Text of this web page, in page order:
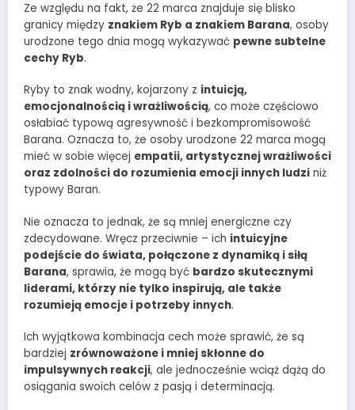
Ze względu na fakt, że 22 marca znajduje się blisko
granicy między znakiem Ryb a znakiem Barana, osoby
urodzone tego dnia mogą wykazywać pewne subtelne
cechy Ryb.
Ryby to znak wodny, kojarzony z intuicją,
emocjonalnością i wrażliwością, co może częściowo
osłabiać typową agresywność i bezkompromisowość
Barana. Oznacza to, że osoby urodzone 22 marca mogą
mieć w sobie więcej empatii, artystycznej wrażliwości
oraz zdolności do rozumienia emocji innych ludzi niż
typowy Baran.
Nie oznacza to jednak, że są mniej energiczne czy
zdecydowane. Wręcz przeciwnie – ich intuicyjne
podejście do świata, połączone z dynamiką i siłą
Barana, sprawia, że mogą być bardzo skutecznymi
liderami, którzy nie tylko inspirują, ale także
rozumieją emocje i potrzeby innych.
Ich wyjątkowa kombinacja cech może sprawić, że są
bardziej zrównoważone i mniej skłonne do
impulsywnych reakcji, ale jednocześnie wciąż dążą do
osiągania swoich celów z pasją i determinacją.